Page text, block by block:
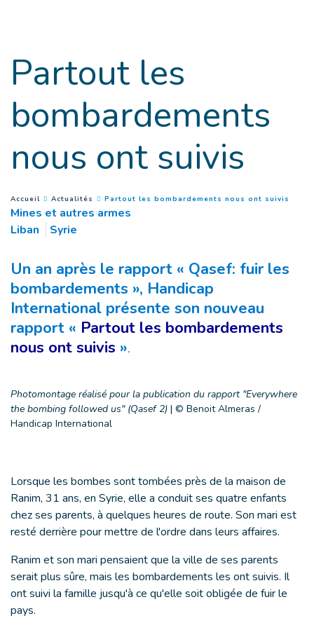
Partout les
bombardements
nous ont suivis
You are here :
Accueil Actualités Partout les bombardements nous ont suivis
Mines et autres armes
Liban
Syrie
Un an après le rapport « Qasef: fuir les
bombardements », Handicap
International présente son nouveau
rapport « Partout les bombardements
nous ont suivis ».
Photomontage réalisé pour la publication du rapport "Everywhere
the bombing followed us" (Qasef 2) | © Benoit Almeras /
Handicap International
Lorsque les bombes sont tombées près de la maison de
Ranim, 31 ans, en Syrie, elle a conduit ses quatre enfants
chez ses parents, à quelques heures de route. Son mari est
resté derrière pour mettre de l'ordre dans leurs affaires.
Ranim et son mari pensaient que la ville de ses parents
serait plus sûre, mais les bombardements les ont suivis. Il
ont suivi la famille jusqu'à ce qu'elle soit obligée de fuir le
pays.